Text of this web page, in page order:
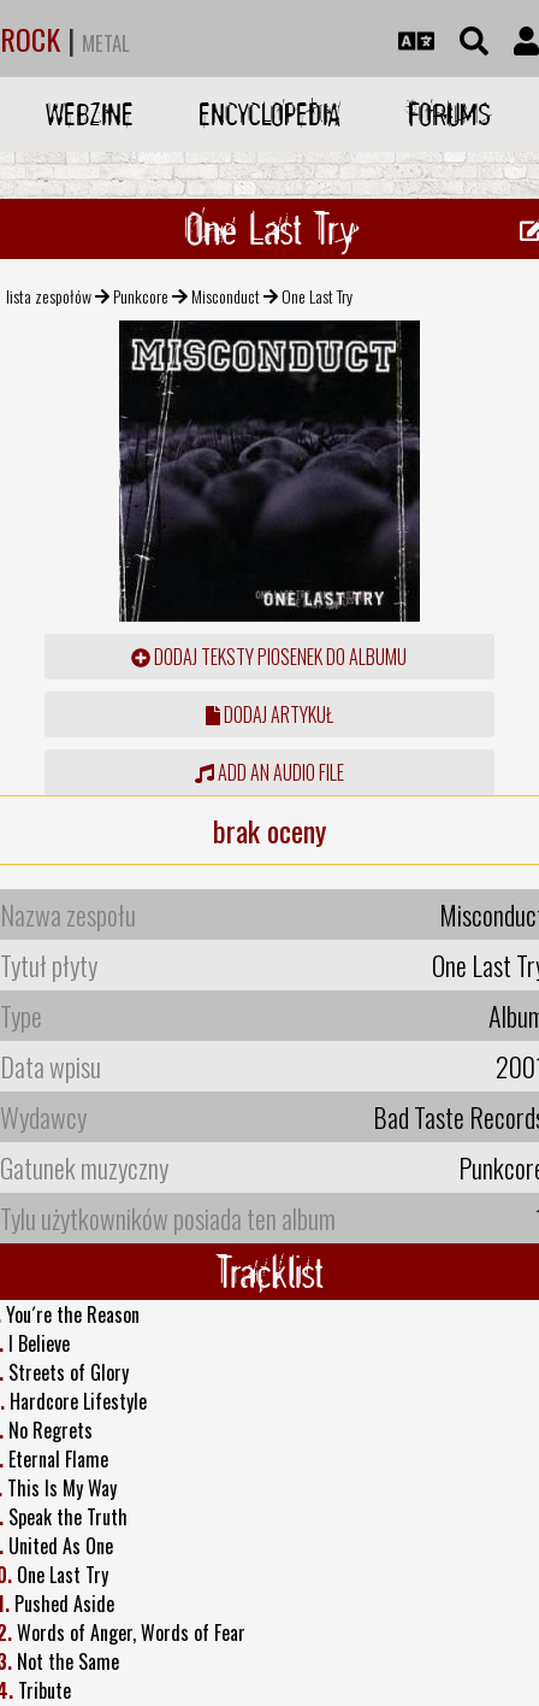
ROCK | METAL
WEBZINE ENCYCLOPEDIA FORUMS
One Last Try
lista zespołów Punkcore Misconduct One Last Try
DODAJ TEKSTY PIOSENEK DO ALBUMU
DODAJ ARTYKUŁ
ADD AN AUDIO FILE
brak oceny
Nazwa zespołu
Tytuł płyty
One Last
Type
Data wpisu
Wydawcy
Bad Taste
Gatunek muzyczny
Tylu użytkowników posiada ten album
Tracklist
You´re the Reason
I Believe
Streets of Glory
Hardcore Lifestyle
No Regrets
Eternal Flame
This Is My Way
Speak the Truth
United As One
One Last Try
Pushed Aside
Words of Anger, Words of Fear
Not the Same
Tribute